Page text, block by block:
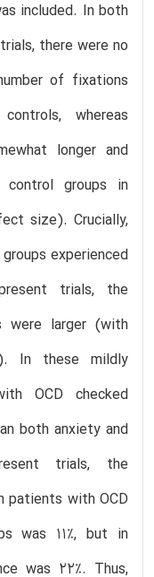
included. In both
there were no
of fixations
whereas
longer and
groups in
size). Crucially,
experienced
trials, the
were larger (with
In these mildly
OCD checked
both anxiety and
trials, the
patients with OCD
was 11%, but in
was 22%. Thus,